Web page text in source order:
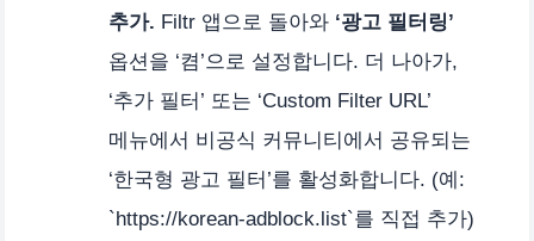
추가. Filtr 앱으로 돌아와 ‘광고 필터링’
옵션을 ‘켬’으로 설정합니다. 더 나아가,
‘추가 필터’ 또는 ‘Custom Filter URL’
메뉴에서 비공식 커뮤니티에서 공유되는
‘한국형 광고 필터’를 활성화합니다. (예:
`https://korean-adblock.list`를 직접 추가)